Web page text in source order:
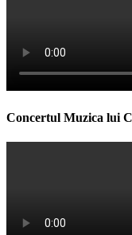
Concertul Muzica lui